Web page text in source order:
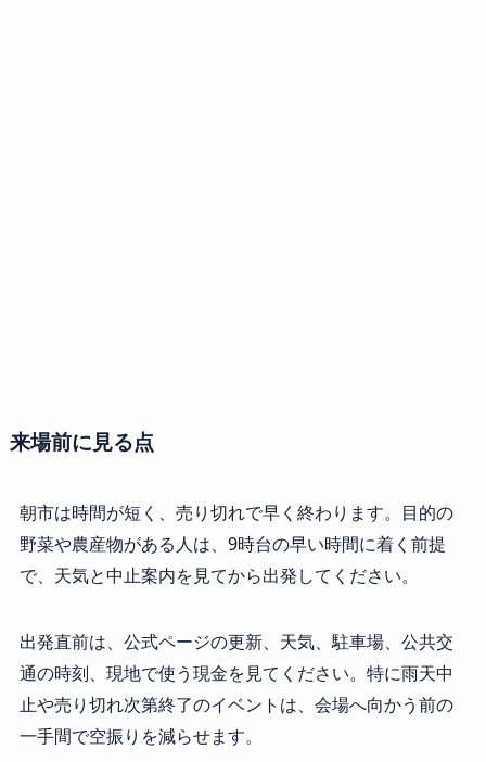
来場前に見る点
朝市は時間が短く、売り切れで早く終わります。目的の
野菜や農産物がある人は、9時台の早い時間に着く前提
で、天気と中止案内を見てから出発してください。
出発直前は、公式ページの更新、天気、駐車場、公共交
通の時刻、現地で使う現金を見てください。特に雨天中
止や売り切れ次第終了のイベントは、会場へ向かう前の
一手間で空振りを減らせます。